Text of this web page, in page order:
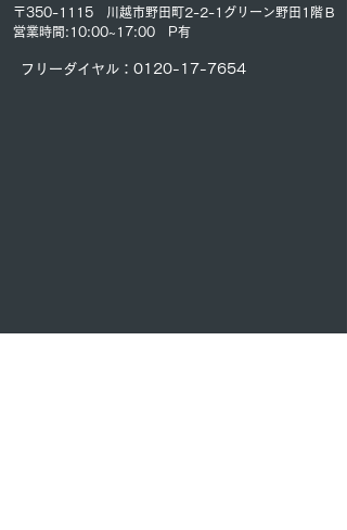
〒350-1115 川越市野田町2-2-1グリーン野田1階Ｂ
営業時間:10:00~17:00 P有
フリーダイヤル：0120-17-7654​